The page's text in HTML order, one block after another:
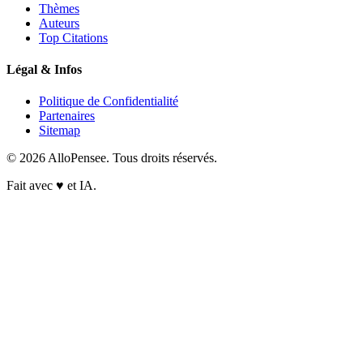
Thèmes
Auteurs
Top Citations
Légal & Infos
Politique de Confidentialité
Partenaires
Sitemap
© 2026 AlloPensee. Tous droits réservés.
Fait avec ♥ et IA.